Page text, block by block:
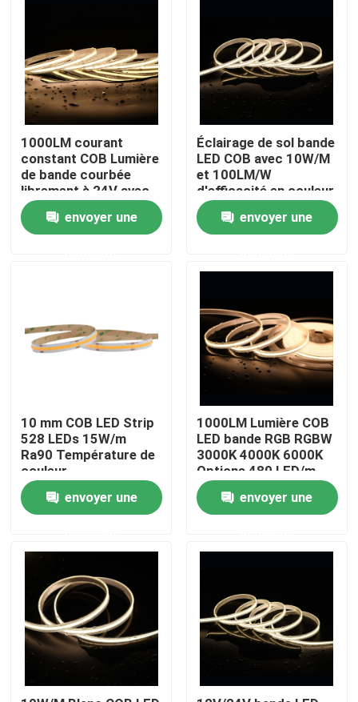
Accueil
Contacts
Vidéos
Ruban LED Cri élevé
Ruban LED RGB
Ruban LED Mono-couleur
1000LM courant
constant COB Lumière
de bande courbée
librement à 24V avec
480 LED par mètre
envoyer une
Éclairage de sol bande
LED COB avec 10W/M
et 100LM/W
d'efficacité en couleur
blanche
envoyer une
10 mm COB LED Strip
528 LEDs 15W/m
Ra90 Température de
couleur
2700/3000/4000/5000/6500K
envoyer une
1000LM Lumière COB
LED bande RGB RGBW
3000K 4000K 6000K
Options 480 LED/m
CRI 90-95 5m
rouleauxenvoyer une